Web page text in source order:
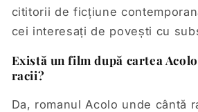
cititorii de ficțiune
cei interesați de povești cu
Există un film după cartea
racii?
Da, romanul Acolo unde cântă